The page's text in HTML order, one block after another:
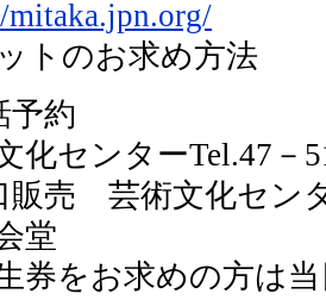
トのお求め方法
予約
化センターTel.47－
販売 芸術文化セン
堂
券をお求めの方は